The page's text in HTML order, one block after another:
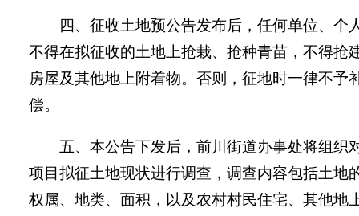
四、征收土地预公告发布后， 任何单位、个
不得在拟征收的土地上抢栽、抢种青苗，不得抢
房屋及其他地上附着物。否则，征地时一律不予
偿。
五、 本公告下发后， 前川街道办事处将组织
项目拟征土地现状进行调查，调查内容包括土地
权属、地类、面积，以及农村村民住宅、其他地